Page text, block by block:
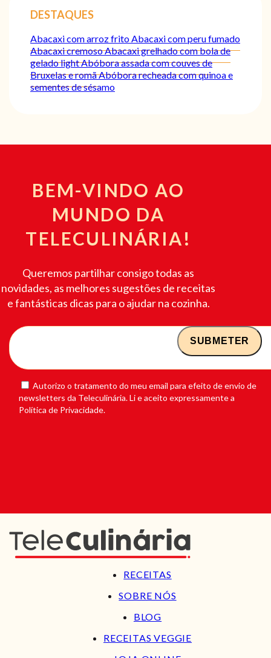
DESTAQUES
Abacaxi com arroz frito Abacaxi com peru fumado
Abacaxi cremosoAbacaxi grelhado com bola de
gelado lightAbóbora assada com couves de
Bruxelas e romãAbóbora recheada com quinoa e
sementes de sésamo
BEM-VINDO AO
MUNDO DA
TELECULINÁRIA!
Queremos partilhar consigo todas as
novidades, as melhores sugestões de receitas
e fantásticas dicas para o ajudar na cozinha.
Autorizo o tratamento do meu email para efeito de envio de
newsletters da Teleculinária. Li e aceito expressamente a
Política de Privacidade.
RECEITAS
SOBRE NÓS
BLOG
RECEITAS VEGGIE